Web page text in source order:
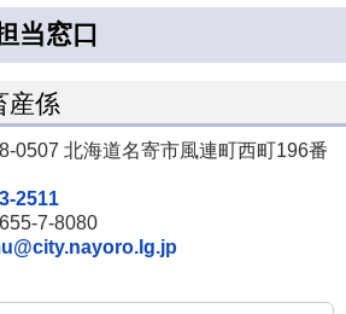
当窓口
産係
0507 北海道名寄市風連町西町196番
2511
7-8080